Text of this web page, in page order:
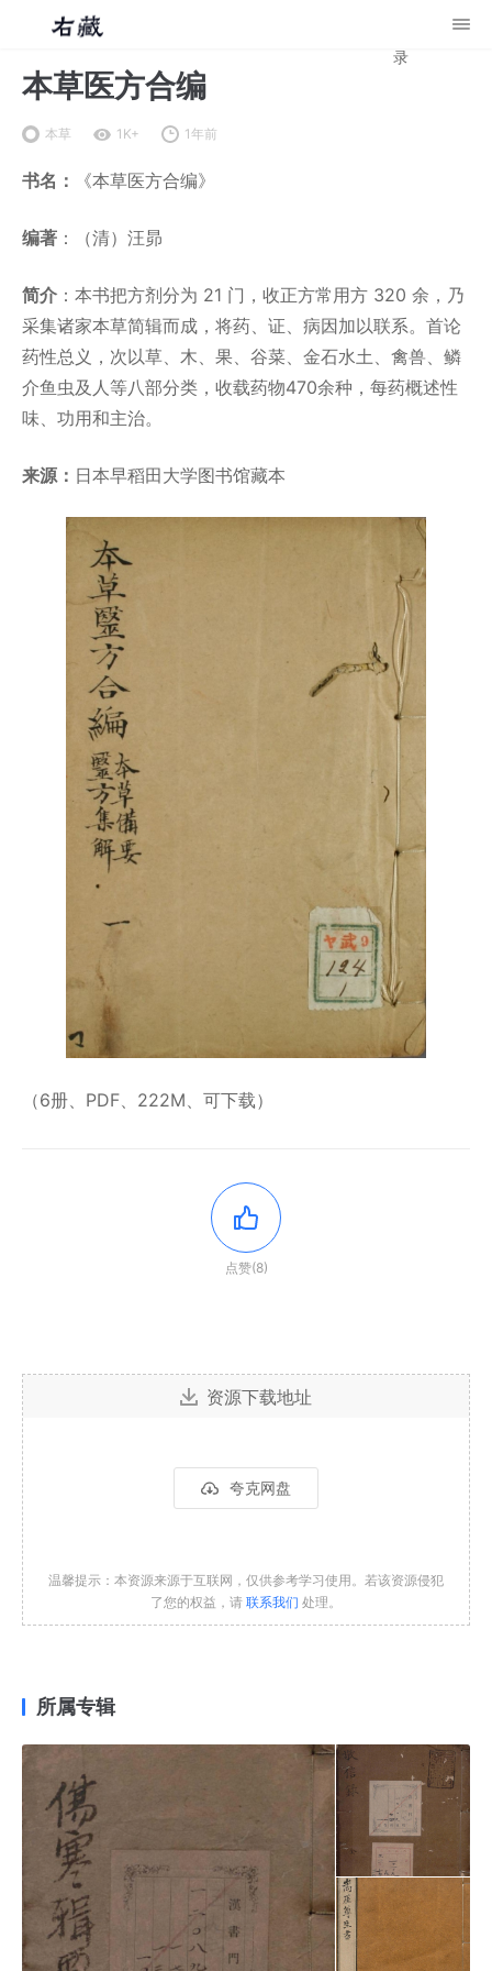
录
本草医方合编
本草 1K+ 1年前
书名： 《本草医方合编》
编著 ：（清）汪昴
简介 ：本书把方剂分为 21 门，收正方常用方 320 余，乃
采集诸家本草简辑而成，将药、证、病因加以联系。首论
药性总义，次以草、木、果、谷菜、金石水土、禽兽、鳞
介鱼虫及人等八部分类，收载药物470余种，每药概述性
味、功用和主治。
来源： 日本早稻田大学图书馆藏本
（6册、PDF、222M、可下载）
点赞(8)
资源下载地址
夸克网盘
温馨提示：本资源来源于互联网，仅供参考学习使用。若该资源侵犯
了您的权益，请 联系我们 处理。
所属专辑